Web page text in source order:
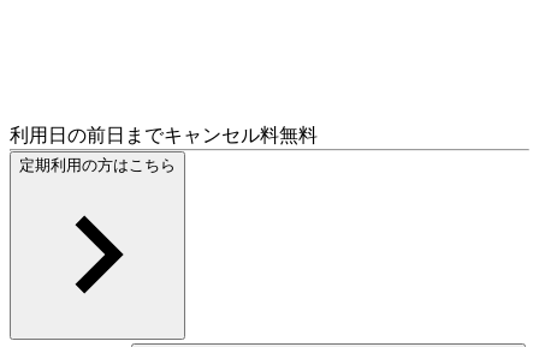
利用日の前日までキャンセル料無料
定期利用の方はこちら